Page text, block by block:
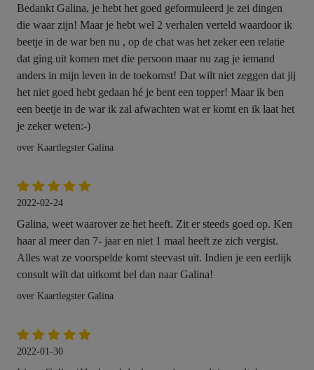
Bedankt Galina, je hebt het goed geformuleerd je zei dingen
die waar zijn! Maar je hebt wel 2 verhalen verteld waardoor ik
beetje in de war ben nu , op de chat was het zeker een relatie
dat ging uit komen met die persoon maar nu zag je iemand
anders in mijn leven in de toekomst! Dat wilt niet zeggen dat jij
het niet goed hebt gedaan hé je bent een topper! Maar ik ben
een beetje in de war ik zal afwachten wat er komt en ik laat het
je zeker weten:-)
over Kaartlegster Galina
2022-02-24
Galina, weet waarover ze het heeft. Zit er steeds goed op. Ken
haar al meer dan 7- jaar en niet 1 maal heeft ze zich vergist.
Alles wat ze voorspelde komt steevast uit. Indien je een eerlijk
consult wilt dat uitkomt bel dan naar Galina!
over Kaartlegster Galina
2022-01-30